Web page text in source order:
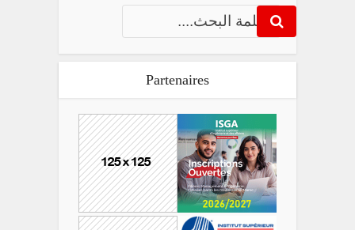
Partenaires